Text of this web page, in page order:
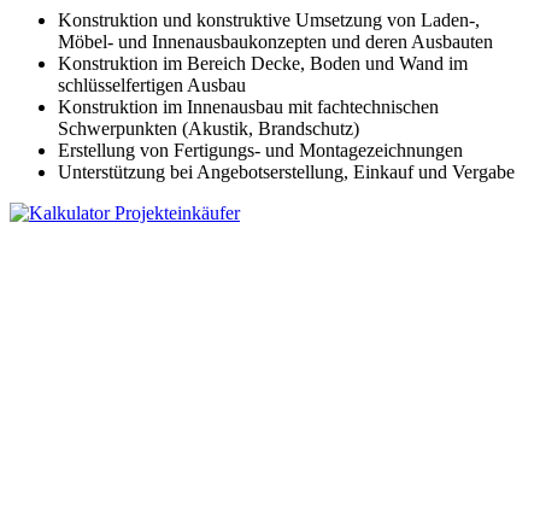
Konstruktion und konstruktive Umsetzung von Laden-,
Möbel- und Innenausbaukonzepten und deren Ausbauten
Konstruktion im Bereich Decke, Boden und Wand im
schlüsselfertigen Ausbau
Konstruktion im Innenausbau mit fachtechnischen
Schwerpunkten (Akustik, Brandschutz)
Erstellung von Fertigungs- und Montagezeichnungen
Unterstützung bei Angebotserstellung, Einkauf und Vergabe